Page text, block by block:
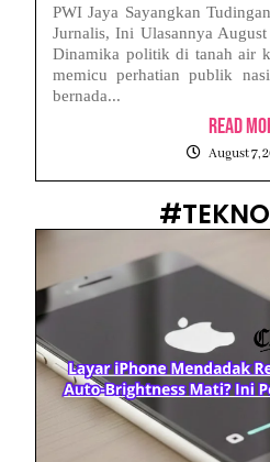
PWI Jaya Sayangkan
Jurnalis, Ini Ulasannya
Dinamika politik di tanah air
memicu perhatian publik
bernada...
Read
August 7,